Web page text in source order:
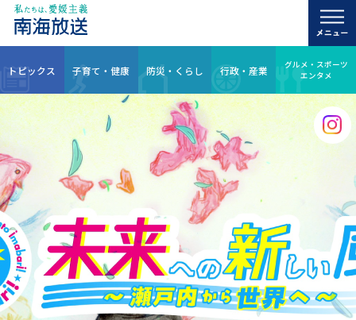
トピックス 子育て・健康 防災・くらし 行政・産業
グルメ・スポーツ
エンタメ